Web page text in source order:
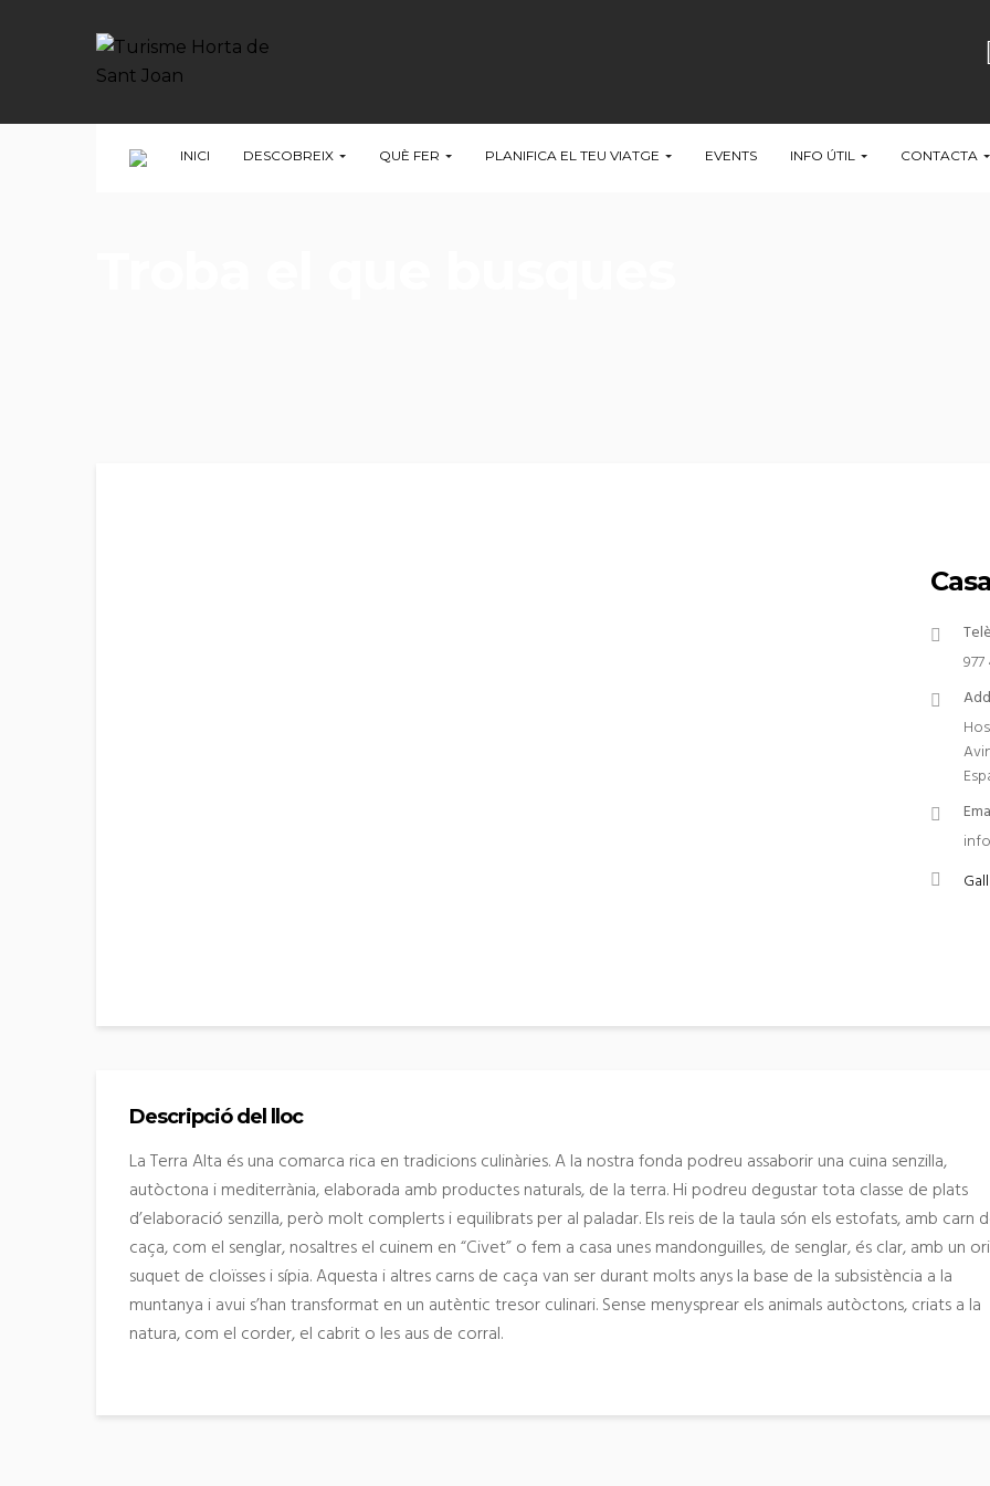
INICI DESCOBREIX QUÈ FER PLANIFICA EL TEU VIATGE EVENTS INFO ÚTIL CONTACTA
977
Descripció del lloc
La Terra Alta és una comarca rica en tradicions culinàries. A la nostra fonda podreu assaborir una cuina senzilla,
autòctona i mediterrània, elaborada amb productes naturals, de la terra. Hi podreu degustar tota classe de plats
d’elaboració senzilla, però molt complerts i equilibrats per al paladar. Els reis de la taula són els estofats, amb carn
caça, com el senglar, nosaltres el cuinem en “Civet” o fem a casa unes mandonguilles, de senglar, és clar, amb un
suquet de cloïsses i sípia. Aquesta i altres carns de caça van ser durant molts anys la base de la subsistència a la
muntanya i avui s’han transformat en un autèntic tresor culinari. Sense menysprear els animals autòctons, criats a la
natura, com el corder, el cabrit o les aus de corral.